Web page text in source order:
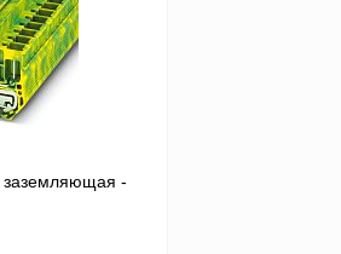
заказ
заземляющая -